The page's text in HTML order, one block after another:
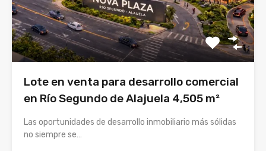
Lote en venta para desarrollo comercial
en Río Segundo de Alajuela 4,505 m²
Las oportunidades de desarrollo inmobiliario más sólidas
no siempre se…